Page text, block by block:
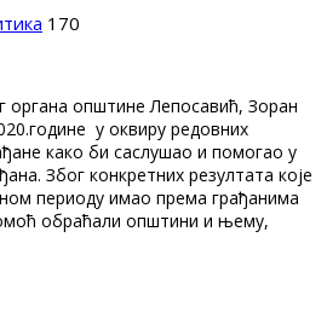
170
органа општине Лепосавић, Зоран
у оквиру редовних
како би саслушао и помогао у
Због конкретних резултата које
периоду имао према грађанима
обраћали општини и њему,